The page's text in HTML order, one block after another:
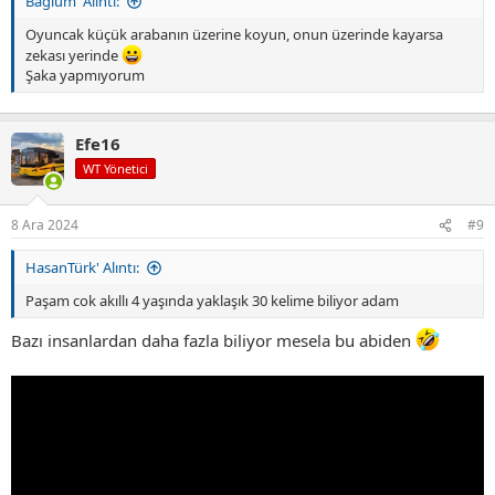
Oyuncak küçük arabanın üzerine koyun, onun üzerinde kayarsa
zekası yerinde
Şaka yapmıyorum
Efe16
WT Yönetici
8 Ara 2024 #9
HasanTürk' Alıntı:
Paşam cok akıllı 4 yaşında yaklaşık 30 kelime biliyor adam
Bazı insanlardan daha fazla biliyor mesela bu abiden